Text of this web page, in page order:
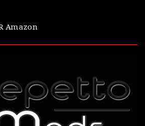
Amazon